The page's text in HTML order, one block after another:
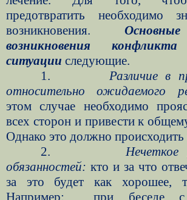
предотвратить необходимо
возникновения.
возникновения
ситуации следующие.
1.
Различие в
относительно ожидаемого
этом случае необходимо
всех сторон и привести к
Однако это должно происходить
2.
Нечеткое
обязанностей: кто и за что
за это будет как хорошее,
Например:
при беседе с